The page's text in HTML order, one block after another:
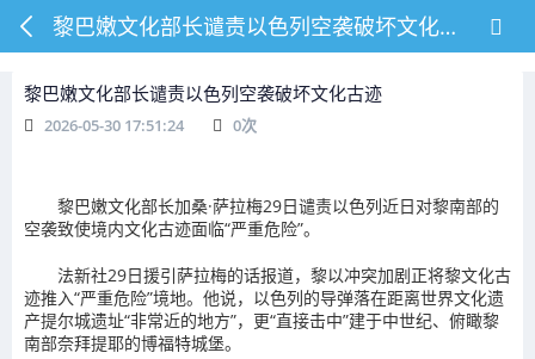
黎巴嫩文化部长谴责以色列空袭破坏文化古迹
黎巴嫩文化部长谴责以色列空袭破坏文化古迹
2026-05-30 17:51:24 0次
黎巴嫩文化部长加桑·萨拉梅29日谴责以色列近日对黎南部的
空袭致使境内文化古迹面临“严重危险”。
法新社29日援引萨拉梅的话报道，黎以冲突加剧正将黎文化古
迹推入“严重危险”境地。他说，以色列的导弹落在距离世界文化遗
产提尔城遗址“非常近的地方”，更“直接击中”建于中世纪、俯瞰黎
南部奈拜提耶的博福特城堡。